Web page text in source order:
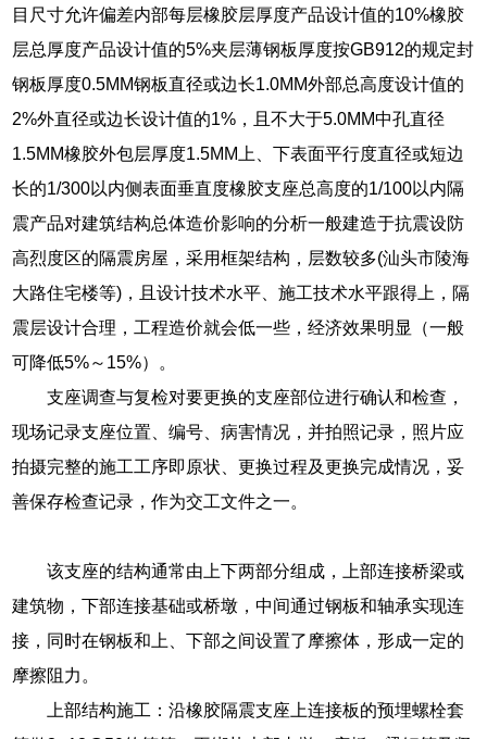
目尺寸允许偏差内部每层橡胶层厚度产品设计值的10%橡胶
层总厚度产品设计值的5%夹层薄钢板厚度按GB912的规定封
钢板厚度0.5MM钢板直径或边长1.0MM外部总高度设计值的
2%外直径或边长设计值的1%，且不大于5.0MM中孔直径
1.5MM橡胶外包层厚度1.5MM上、下表面平行度直径或短边
长的1/300以内侧表面垂直度橡胶支座总高度的1/100以内隔
震产品对建筑结构总体造价影响的分析一般建造于抗震设防
高烈度区的隔震房屋，采用框架结构，层数较多(汕头市陵海
大路住宅楼等)，且设计技术水平、施工技术水平跟得上，隔
震层设计合理，工程造价就会低一些，经济效果明显（一般
可降低5%～15%）。
支座调查与复检对要更换的支座部位进行确认和检查，
现场记录支座位置、编号、病害情况，并拍照记录，照片应
拍摄完整的施工工序即原状、更换过程及更换完成情况，妥
善保存检查记录，作为交工文件之一。
该支座的结构通常由上下两部分组成，上部连接桥梁或
建筑物，下部连接基础或桥墩，中间通过钢板和轴承实现连
接，同时在钢板和上、下部之间设置了摩擦体，形成一定的
摩擦阻力。
上部结构施工：沿橡胶隔震支座上连接板的预埋螺栓套